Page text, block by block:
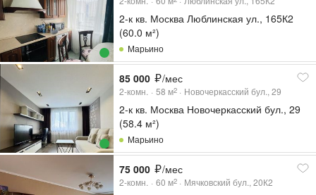
2-к кв. Москва Люблинская ул., 165К2
(60.0 м²)
Марьино
85 000 /мес
2-комн. 58 м2 Новочеркасский бул., 29
2-к кв. Москва Новочеркасский бул., 29
(58.4 м²)
Марьино
75 000 /мес
2-комн. 60 м2 Мячковский бул., 20К2